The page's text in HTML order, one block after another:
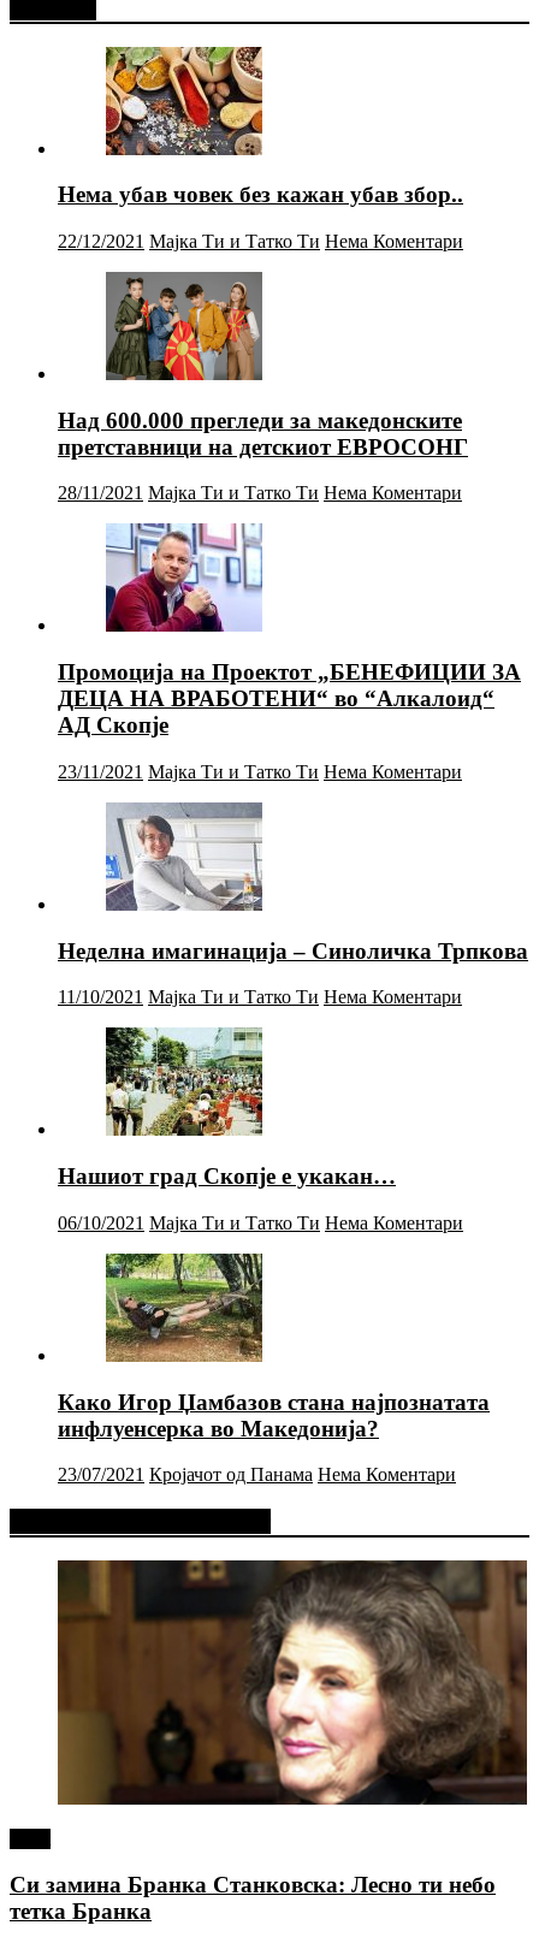
Нема убав човек без кажан убав збор..
22/12/2021 Мајка Ти и Татко Ти Нема Коментари
Над 600.000 прегледи за македонските
претставници на детскиот ЕВРОСОНГ
28/11/2021 Мајка Ти и Татко Ти Нема Коментари
Промоција на Проектот „БЕНЕФИЦИИ ЗА
ДЕЦА НА ВРАБОТЕНИ“ во “Алкалоид“
АД Скопје
23/11/2021 Мајка Ти и Татко Ти Нема Коментари
Неделна имагинација – Синоличка Трпкова
11/10/2021 Мајка Ти и Татко Ти Нема Коментари
Нашиот град Скопје е укакан…
06/10/2021 Мајка Ти и Татко Ти Нема Коментари
Како Игор Џамбазов стана најпознатата
инфлуенсерка во Македонија?
23/07/2021 Кројачот од Панама Нема Коментари
Си замина Бранка Станковска: Лесно ти небо
тетка Бранка